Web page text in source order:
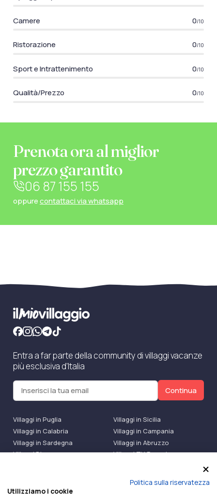
Camere 0/10
Ristorazione 0/10
Sport e Intrattenimento 0/10
Qualità/Prezzo 0/10
Prenota ora al miglior
prezzo garantito
06 87 155 155
oppurecontattaci via whatsapp
Entra a far parte della community di villaggi vacanze
più esclusiva d'Italia
Continua
Villaggi in Puglia
Villaggi in Sicilia
Villaggi in Calabria
Villaggi in Campania
Villaggi in Sardegna
Villaggi in Abruzzo
Villaggi Bluserena
Villaggi TH Resort
Politica sulla riservatezza
Utilizziamo i cookie